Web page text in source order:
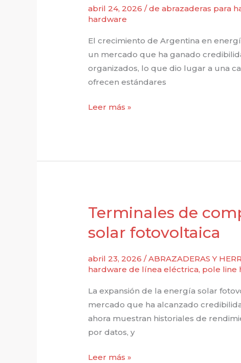
abril 24, 2026/de abrazaderas para
hardware
El crecimiento de Argentina en
un mercado que ha ganado
organizados, lo que dio lugar a una
ofrecen estándares
Terminales
en
argentino
Leer más »
Terminales de
solar fotovoltaica
abril 23, 2026/ABRAZADERAS Y
hardware de línea eléctrica, pole line
La expansión de la energía solar
mercado que ha alcanzado
ahora muestran historiales de
por datos, y
Terminales
Leer más »